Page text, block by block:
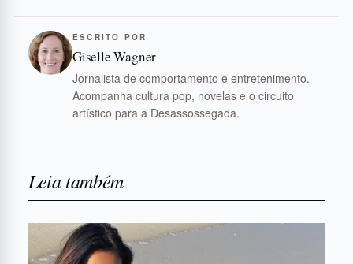
ESCRITO POR
Giselle Wagner
Jornalista de comportamento e entretenimento.
Acompanha cultura pop, novelas e o circuito
artístico para a Desassossegada.
Leia também